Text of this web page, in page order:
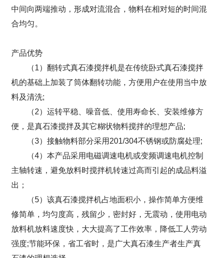
中间向两端推动，形成对流混合，物料在相对短的时间混
合均匀。
产品优势
（1）翻转式真石漆搅拌机是在传统卧式真石漆搅拌
机的基础上加装了筒体翻转功能，方便用户在使用当中放
料及清洗;
（2）运转平稳、噪音低、使用寿命长、安装维修方
便，是真石漆搅拌及其它糊状物料搅拌的理想产品;
（3）接触物料部分采用201/304不锈钢或防腐处理;
（4）本产品采用电磁调速电机或变频调速电机控制
主轴转速，避免放料时搅拌机转速过高而引起的成品料溢
出；
（5）该真石漆搅拌机占地面积小，操作简单方便维
修简单，均匀度高，残留少，密封好，无震动，使用电动
放料机放料速度快，大大提高了工作效率，降低工人劳动
强度;节能环保，省工省时，是广大真石漆生产者生产真